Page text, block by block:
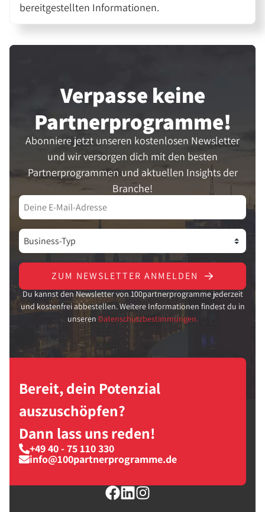
bereitgestellten Informationen.
Verpasse keine
Partner­programme!
Abonniere jetzt unseren kostenlosen Newsletter
und wir versorgen dich mit den besten
Partnerprogrammen und aktuellen Insights der
Branche!
ZUM NEWSLETTER ANMELDEN
Du kannst den Newsletter von 100partnerprogramme jederzeit
und kostenfrei abbestellen. Weitere Informationen findest du in
unseren Datenschutzbestimmungen.
Bereit, dein Potenzial
auszuschöpfen?
Dann lass uns reden!
+49 40 - 75 110 330
info@100partnerprogramme.de